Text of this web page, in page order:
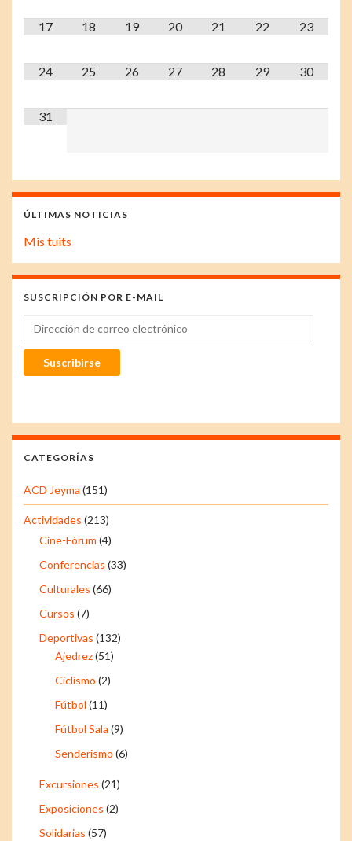
17 18 19 20 21 22 23
24 25 26 27 28 29 30
31
ÚLTIMAS NOTICIAS
Mis tuits
SUSCRIPCIÓN POR E-MAIL
Dirección de correo electrónico
Suscribirse
CATEGORÍAS
ACD Jeyma (151)
Actividades (213)
Cine-Fórum (4)
Conferencias (33)
Culturales (66)
Cursos (7)
Deportivas (132)
Ajedrez(51)
Ciclismo (2)
Fútbol (11)
Fútbol Sala (9)
Senderismo (6)
Excursiones (21)
Exposiciones (2)
Solidarias (57)